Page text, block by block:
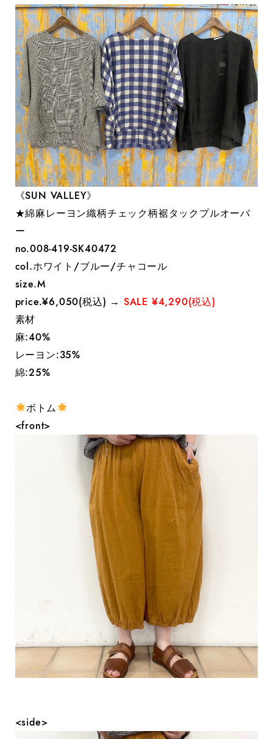
《SUN VALLEY》
★綿麻レーヨン織柄チェック柄裾タックプルオーバ
ー
no.008-419-SK40472
col.ホワイト/ブルー/チャコール
size.M
price.¥6,050(税込) → SALE ¥4,290(税込)
素材
麻:40%
レーヨン:35%
綿:25%
ボトム
<front>
<side>